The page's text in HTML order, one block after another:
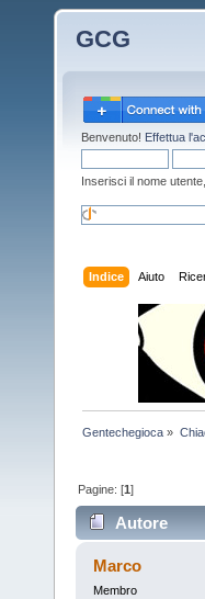
GCG
Benvenuto! Effettua
Inserisci il nome
Indice Aiuto
Gentechegioca »
Pagine: [1]
Autore
Marco
Membro